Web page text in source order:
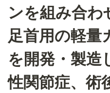
ンを組み合わ
足首用の軽量
を開発・製造
性関節症、術